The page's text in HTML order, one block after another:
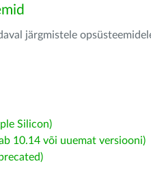
järgmistele
Silicon)
10.14 või uuemat versiooni)